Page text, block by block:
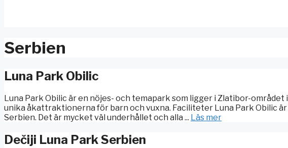
Serbien
Luna Park Obilic
Luna Park Obilic är en nöjes- och temapark som ligger i Zlatibor-
unika åkattraktionerna för barn och vuxna. Faciliteter Luna Park Obilic
Serbien. Det är mycket väl underhållet och alla ... Läs mer
Dečiji Luna Park Serbien